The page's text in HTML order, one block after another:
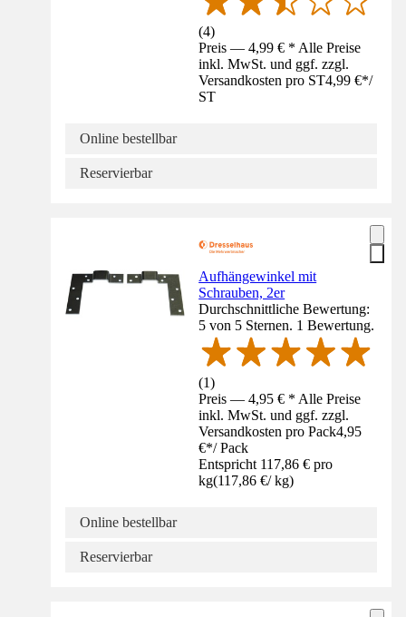
(4)
Preis — 4,99 € * Alle Preise
inkl. MwSt. und ggf. zzgl.
Versandkosten pro ST4,99 €*/
ST
Online bestellbar
Reservierbar
Aufhängewinkel mit
Schrauben, 2er
Durchschnittliche Bewertung:
5 von 5 Sternen. 1 Bewertung.
(1)
Preis — 4,95 € * Alle Preise
inkl. MwSt. und ggf. zzgl.
Versandkosten pro Pack4,95
€*/ Pack
Entspricht 117,86 € pro
kg(117,86 €/ kg)
Online bestellbar
Reservierbar